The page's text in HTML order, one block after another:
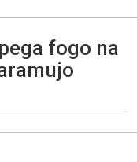
fogo na